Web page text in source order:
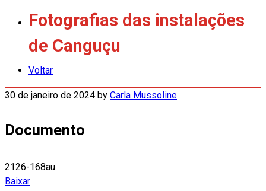
Fotografias das instalações
de Canguçu
Voltar
30 de janeiro de 2024 by Carla Mussoline
Documento
2126-168au
Baixar